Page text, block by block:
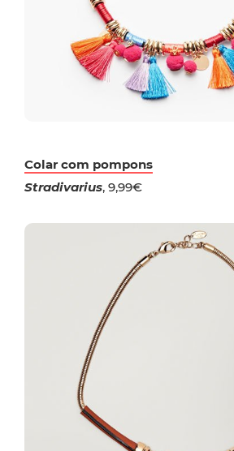
Colar com pompons
Stradivarius, 9,99€